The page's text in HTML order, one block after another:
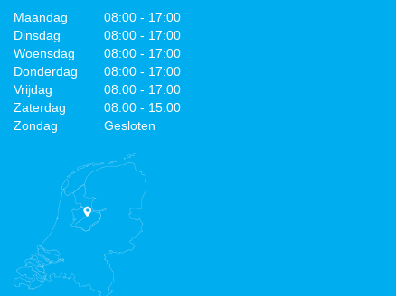
Maandag
08:00 - 17:00
Dinsdag
08:00 - 17:00
Woensdag
08:00 - 17:00
Donderdag
08:00 - 17:00
Vrijdag
08:00 - 17:00
Zaterdag
08:00 - 15:00
Zondag
Gesloten